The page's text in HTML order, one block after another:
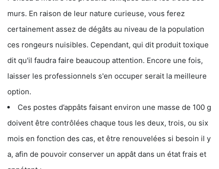
murs. En raison de leur nature curieuse, vous ferez
certainement assez de dégâts au niveau de la population
ces rongeurs nuisibles. Cependant, qui dit produit toxique
dit qu'il faudra faire beaucoup attention. Encore une fois,
laisser les professionnels s'en occuper serait la meilleure
option.
Ces postes d’appâts faisant environ une masse de 100 g
doivent être contrôlées chaque tous les deux, trois, ou six
mois en fonction des cas, et être renouvelées si besoin il y
a, afin de pouvoir conserver un appât dans un état frais et